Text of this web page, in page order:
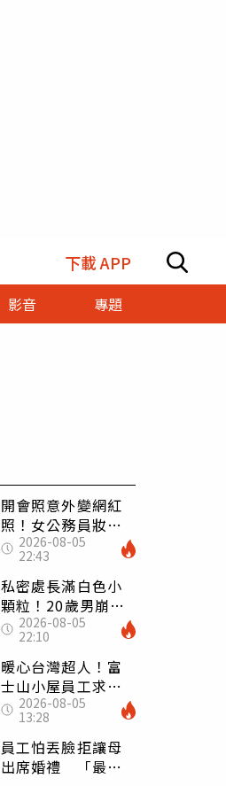
下載 APP
影音 專題
開會照意外變網紅
照！女公務員妝容
掀2千則留言 本人
怒嗆：化妝有錯嗎
2026-08-05
22:43
私密處長滿白色小
顆粒！20歲男崩潰
求診 醫曝5大真相
別再誤會
2026-08-05
22:10
暖心台灣超人！富
士山小屋員工求助
「想活下去」 山
友狂背物資上山：
台灣真的是寶島
2026-08-05
13:28
員工怕丟臉拒讓母
出席婚禮 「最愛